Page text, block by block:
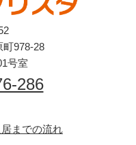
978-28
号室
286
居までの流れ